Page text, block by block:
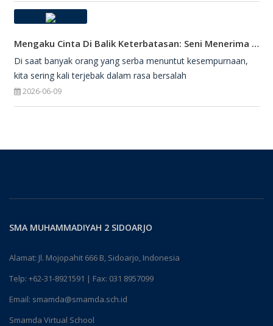
Mengaku Cinta Di Balik Keterbatasan: Seni Menerima Diri Di Hadapan Ilahi
Di saat banyak orang yang serba menuntut kesempurnaan,
kita sering kali terjebak dalam rasa bersalah
2026-06-09
SMA MUHAMMADIYAH 2 SIDOARJO
Alamat: Jl. Mojopahit 666 B, Sidoarjo, Indonesia
Telp: +62-31-8921591 | Fax: 031 8957099
Email: smamda@smamda.sch.id
Smamda Virtual School